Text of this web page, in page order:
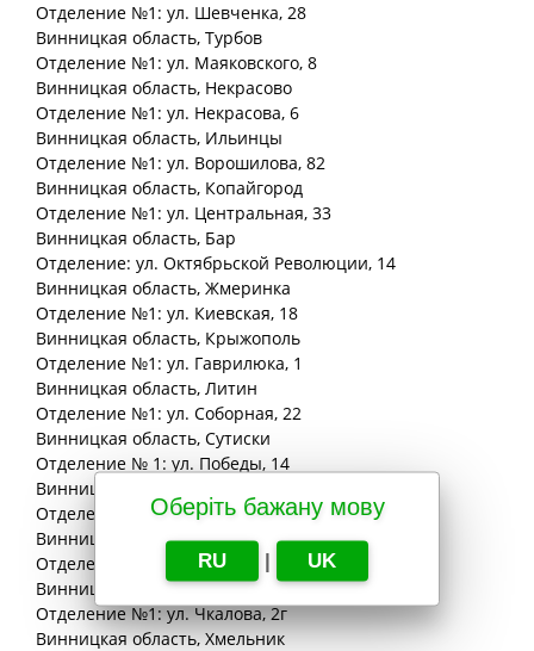
Оберіть бажану мову
RU | UK
Отделение №1: ул. Шевченка, 28
Винницкая область, Турбов
Отделение №1: ул. Маяковского, 8
Винницкая область, Некрасово
Отделение №1: ул. Некрасова, 6
Винницкая область, Ильинцы
Отделение №1: ул. Ворошилова, 82
Винницкая область, Копайгород
Отделение №1: ул. Центральная, 33
Винницкая область, Бар
Отделение: ул. Октябрьской Революции, 14
Винницкая область, Жмеринка
Отделение №1: ул. Киевская, 18
Винницкая область, Крыжополь
Отделение №1: ул. Гаврилюка, 1
Винницкая область, Литин
Отделение №1: ул. Соборная, 22
Винницкая область, Сутиски
Отделение № 1: ул. Победы, 14
Винницкая
Отделение №1: ул. Восточная, 1
Винницкая
область, Винница
Отделение №1: ул. Якова Шепеля, 1
Винницкая
область, Дашев
Отделение №1: ул. Чкалова, 2г
Винницкаяобласть, Хмельник